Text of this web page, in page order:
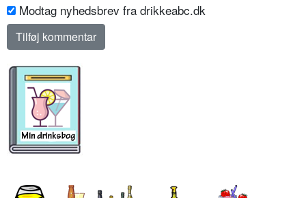
Modtag nyhedsbrev fra drikkeabc.dk